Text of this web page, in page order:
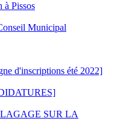
à Pissos
Municipal
d'inscriptions été 2022]
SUR LA